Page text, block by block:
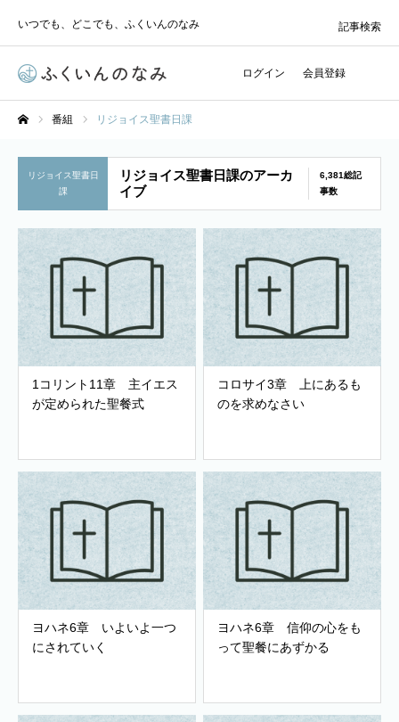
いつでも、どこでも、ふくいんのなみ
ログイン 会員登録
記事検索
番組 リジョイス聖書日課
リジョイス聖書日
課
リジョイス聖書日課のアーカ
イブ
6,381総記
事数
1コリント11章 主イエス
が定められた聖餐式
コロサイ3章 上にあるも
のを求めなさい
ヨハネ6章 いよいよ一つ
にされていく
ヨハネ6章 信仰の心をも
って聖餐にあずかる